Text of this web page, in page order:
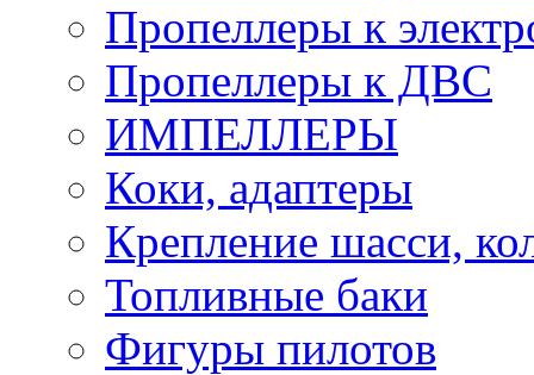
Пропеллеры к
Пропеллеры к ДВС
ИМПЕЛЛЕРЫ
Коки, адаптеры
Крепление шасси,
Топливные баки
Фигуры пилотов